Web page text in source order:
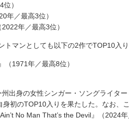
）
年／最高3位）
年／最高3位）
マンとしても以下の2作でTOP10入り
（1971年／最高8位）
出身の女性シンガー・ソングライタ
身初のTOP10入りを果たした。なお、
No Man That’s the Devil』（2024